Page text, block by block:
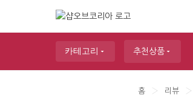
카테고리 추천상품
홈 › 리뷰 ›